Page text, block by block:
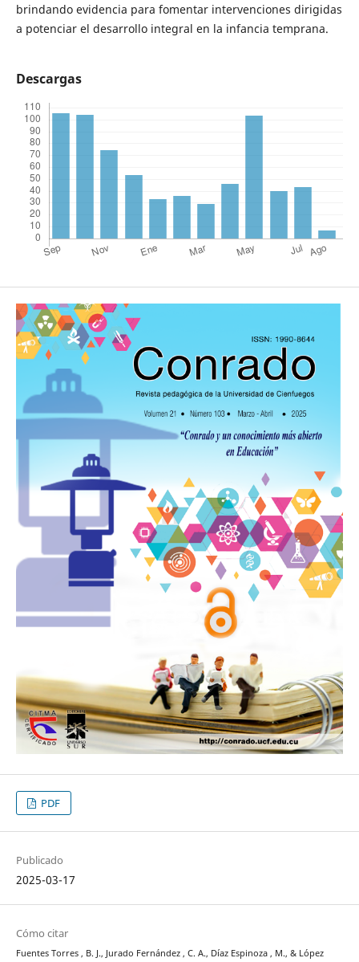
brindando evidencia para fomentar intervenciones dirigidas
a potenciar el desarrollo integral en la infancia temprana.
Descargas
PDF
Publicado
2025-03-17
Cómo citar
Fuentes Torres , B. J., Jurado Fernández , C. A., Díaz Espinoza , M., & López